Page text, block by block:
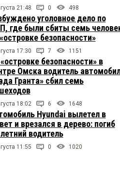
21:48 0 498
уголовное дело по
где были сбиты семь
безопасности»
17:30 7 1151
безопасности» в
Омска водитель
Гранта» сбил семь
18:02 6 1648
Hyundai вылетел в
и врезался в дерево: погиб
водитель
11:55 0 1020